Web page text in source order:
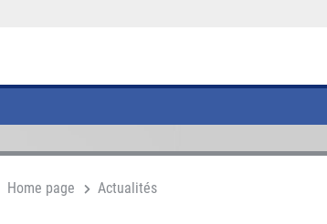
Home page Actualités